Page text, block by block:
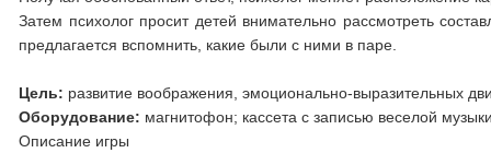
Затем психолог просит детей внимательно рассмотреть
предлагается вспомнить, какие были с ними в паре.
Цель: развитие воображения, эмоционально-выразительных
Оборудование: магнитофон; кассета с записью веселой
Описание игры